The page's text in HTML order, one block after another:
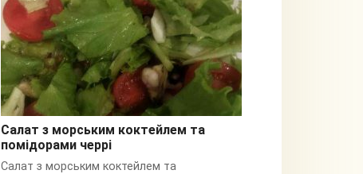
З кальмарами
Салат з морським коктейлем та
помідорами черрі
Салат з морським коктейлем та